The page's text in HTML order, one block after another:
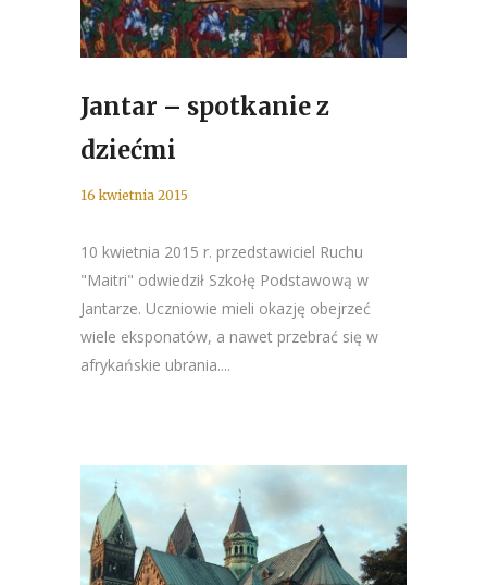
Jantar – spotkanie z
dziećmi
16 kwietnia 2015
10 kwietnia 2015 r. przedstawiciel Ruchu
"Maitri" odwiedził Szkołę Podstawową w
Jantarze. Uczniowie mieli okazję obejrzeć
wiele eksponatów, a nawet przebrać się w
afrykańskie ubrania....